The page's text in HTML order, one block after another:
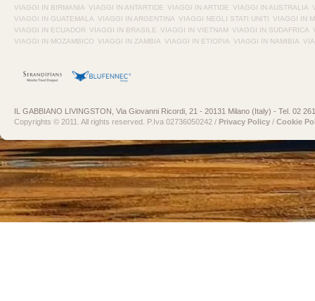
VIAGGI IN BIRMANIA VIAGGI IN ANTARTIDE VIAGGI IN ARTIDE VIAGGI IN AUSTRALIA
VIAGGI IN GUATEMALA VIAGGI IN ARGENTINA VIAGGI NEGLI STATI UNITI VIAGGI IN
VIAGGI IN ECUADOR VIAGGI IN BRASILE VIAGGI IN VIETNAM VIAGGI IN SUDAFRICA
VIAGGI IN MOZAMBICO VIAGGI IN ZAMBIA VIAGGI IN ETIOPIA VIAGGI IN NAMIBIA
IL GABBIANO LIVINGSTON, Via Giovanni Ricordi, 21 - 20131 Milano (Italy) - Tel. 02
Copyrights © 2011. All rights reserved. P.Iva 02736050242 / Privacy Policy / Cookie